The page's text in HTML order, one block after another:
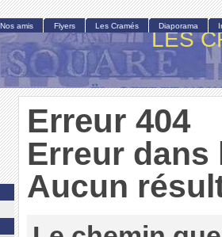
LES
Erreur 404
Erreur dans
Aucun
Nos amis Flyers Les Cramés Diaporama